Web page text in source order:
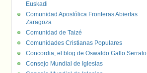
Euskadi
Comunidad Apostólica Fronteras Abiertas
Zaragoza
Comunidad de Taizé
Comunidades Cristianas Populares
Concordia, el blog de Oswaldo Gallo Serrato
Consejo Mundial de Iglesias